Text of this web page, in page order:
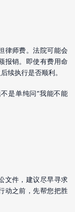
律师费。法院可能会
报销。即使有费用命
续执行是否顺利。
是单纯问“我能不能
文件，建议尽早寻求
动之前，先帮您把胜